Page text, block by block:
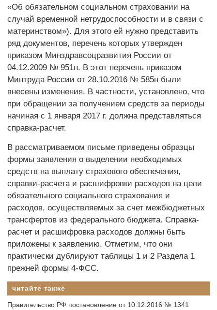
«Об обязательном социальном страховании на
случай временной нетрудоспособности и в связи с
материнством»). Для этого ей нужно представить
ряд документов, перечень которых утвержден
приказом Минздравсоцразвития России от
04.12.2009 № 951н. В этот перечень приказом
Минтруда России от 28.10.2016 № 585н были
внесены изменения. В частности, установлено, что
при обращении за получением средств за периоды
начиная с 1 января 2017 г. должна представляться
справка-расчет.
В рассматриваемом письме приведены образцы
формы заявления о выделении необходимых
средств на выплату страхового обеспечения,
справки-расчета и расшифровки расходов на цели
обязательного социального страхования и
расходов, осуществляемых за счет межбюджетных
трансфертов из федерального бюджета. Справка-
расчет и расшифровка расходов должны быть
приложены к заявлению. Отметим, что они
практически дублируют таблицы 1 и 2 Раздела 1
прежней формы 4-ФСС.
читайте также
Правительство РФ постановление от 10.12.2016 № 1341